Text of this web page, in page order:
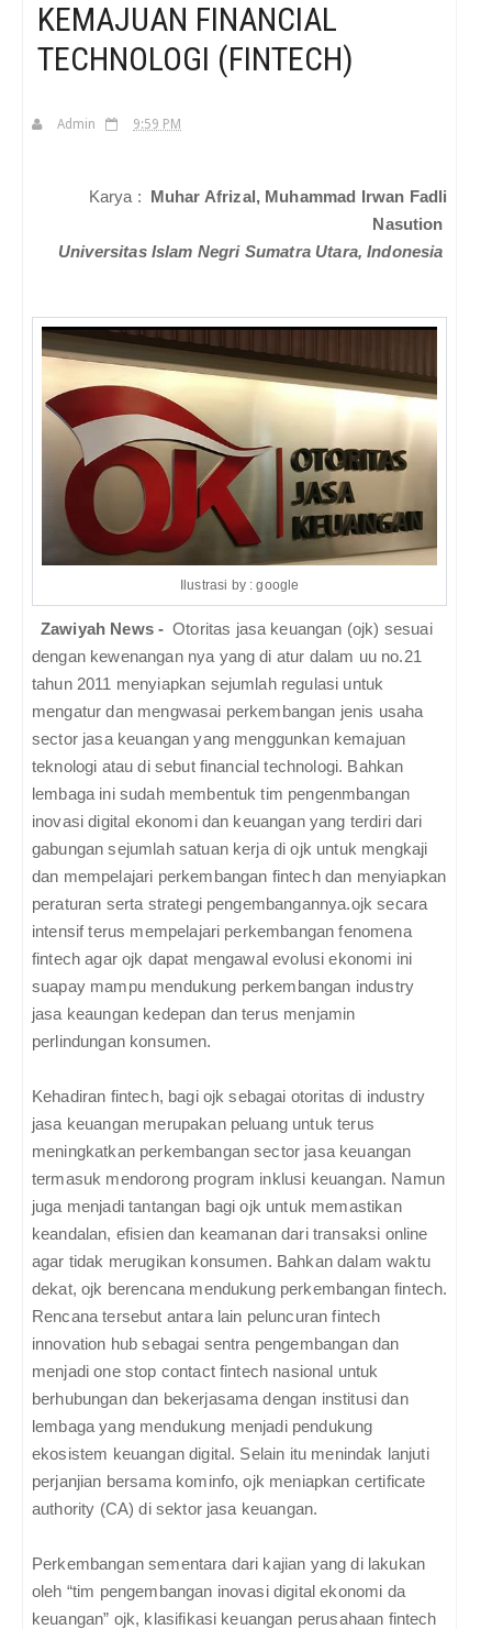
KEMAJUAN FINANCIAL
TECHNOLOGI (FINTECH)
Admin 9:59 PM
Karya : Muhar Afrizal, Muhammad Irwan Fadli
Nasution
Universitas Islam Negri Sumatra Utara, Indonesia
Ilustrasi by : google
Zawiyah News - Otoritas jasa keuangan (ojk) sesuai
dengan kewenangan nya yang di atur dalam uu no.21
tahun 2011 menyiapkan sejumlah regulasi untuk
mengatur dan mengwasai perkembangan jenis usaha
sector jasa keuangan yang menggunkan kemajuan
teknologi atau di sebut financial technologi. Bahkan
lembaga ini sudah membentuk tim pengenmbangan
inovasi digital ekonomi dan keuangan yang terdiri dari
gabungan sejumlah satuan kerja di ojk untuk mengkaji
dan mempelajari perkembangan fintech dan menyiapkan
peraturan serta strategi pengembangannya.ojk secara
intensif terus mempelajari perkembangan fenomena
fintech agar ojk dapat mengawal evolusi ekonomi ini
suapay mampu mendukung perkembangan industry
jasa keaungan kedepan dan terus menjamin
perlindungan konsumen.
Kehadiran fintech, bagi ojk sebagai otoritas di industry
jasa keuangan merupakan peluang untuk terus
meningkatkan perkembangan sector jasa keuangan
termasuk mendorong program inklusi keuangan. Namun
juga menjadi tantangan bagi ojk untuk memastikan
keandalan, efisien dan keamanan dari transaksi online
agar tidak merugikan konsumen. Bahkan dalam waktu
dekat, ojk berencana mendukung perkembangan fintech.
Rencana tersebut antara lain peluncuran fintech
innovation hub sebagai sentra pengembangan dan
menjadi one stop contact fintech nasional untuk
berhubungan dan bekerjasama dengan institusi dan
lembaga yang mendukung menjadi pendukung
ekosistem keuangan digital. Selain itu menindak lanjuti
perjanjian bersama kominfo, ojk meniapkan certificate
authority (CA) di sektor jasa keuangan.
Perkembangan sementara dari kajian yang di lakukan
oleh “tim pengembangan inovasi digital ekonomi da
keuangan” ojk, klasifikasi keuangan perusahaan fintech